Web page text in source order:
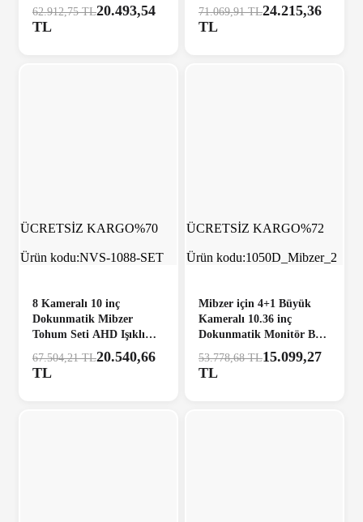
62.912,75 TL20.493,54
TL
Tak Kullan Set
71.069,91 TL24.215,36
TL
ÜCRETSİZ KARGO%70
Ürün kodu:NVS-1088-SET
8 Kameralı 10 inç
Dokunmatik Mibzer
Tohum Seti AHD Işıklı
Kameralı Tak Kullan Set
67.504,21 TL20.540,66
TL
ÜCRETSİZ KARGO%72
Ürün kodu:1050D_Mibzer_2
Mibzer için 4+1 Büyük
Kameralı 10.36 inç
Dokunmatik Monitör Beşe
Bölen Kayıtlı 256 Gb Sd
Kart Destekli
53.778,68 TL15.099,27
TL